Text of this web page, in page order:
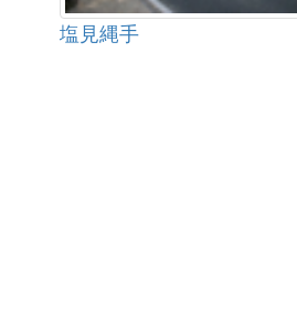
塩見縄手